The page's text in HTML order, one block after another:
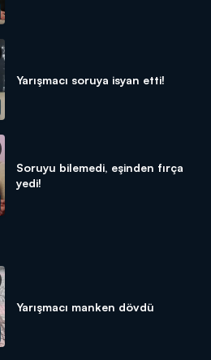
Yarışmacı soruya isyan etti!
Soruyu bilemedi, eşinden fırça
yedi!
Yarışmacı manken dövdü